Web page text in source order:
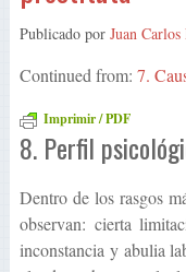
Publicado por Juan
Continued from: 7.
Imprimir / PDF
8. Perfil
Dentro de los rasgos
observan: cierta
inconstancia y abulia